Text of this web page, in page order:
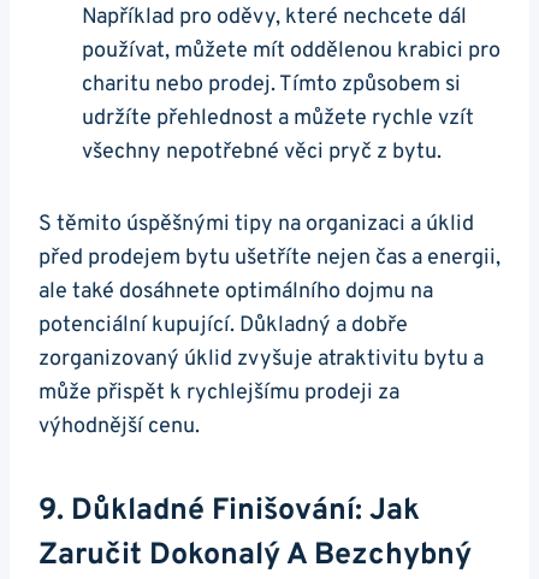
Například pro oděvy, které nechcete dál
používat, můžete mít oddělenou krabici pro
charitu nebo prodej. Tímto způsobem si
udržíte přehlednost a můžete rychle vzít
všechny nepotřebné věci pryč z bytu.
S těmito úspěšnými tipy na organizaci a úklid
před prodejem bytu ušetříte nejen čas a energii,
ale také dosáhnete optimálního dojmu na
potenciální kupující. Důkladný a dobře
zorganizovaný úklid zvyšuje atraktivitu bytu a
může přispět k rychlejšímu prodeji za
výhodnější cenu.
9. Důkladné Finišování: Jak
Zaručit Dokonalý A Bezchybný